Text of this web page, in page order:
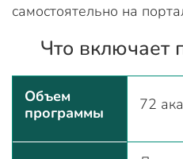
самостоятельно на
Что включает
Объем
программы
72